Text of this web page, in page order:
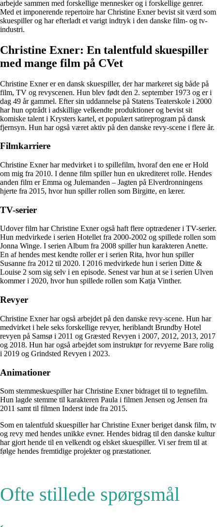
arbejde sammen med forskellige mennesker og i forskellige genrer.
Med et imponerende repertoire har Christine Exner bevist sit værd som
skuespiller og har efterladt et varigt indtryk i den danske film- og tv-
industri.
Christine Exner: En talentfuld skuespiller
med mange film på CVet
Christine Exner er en dansk skuespiller, der har markeret sig både på
film, TV og revyscenen. Hun blev født den 2. september 1973 og er i
dag 49 år gammel. Efter sin uddannelse på Statens Teaterskole i 2000
har hun optrådt i adskillige velkendte produktioner og bevist sit
komiske talent i Krysters kartel, et populært satireprogram på dansk
fjernsyn. Hun har også været aktiv på den danske revy-scene i flere år.
Filmkarriere
Christine Exner har medvirket i to spillefilm, hvoraf den ene er Hold
om mig fra 2010. I denne film spiller hun en ukrediteret rolle. Hendes
anden film er Emma og Julemanden – Jagten på Elverdronningens
hjerte fra 2015, hvor hun spiller rollen som Birgitte, en lærer.
TV-serier
Udover film har Christine Exner også haft flere optrædener i TV-serier.
Hun medvirkede i serien Hotellet fra 2000-2002 og spillede rollen som
Jonna Winge. I serien Album fra 2008 spiller hun karakteren Anette.
En af hendes mest kendte roller er i serien Rita, hvor hun spiller
Susanne fra 2012 til 2020. I 2016 medvirkede hun i serien Ditte &
Louise 2 som sig selv i en episode. Senest var hun at se i serien Ulven
kommer i 2020, hvor hun spillede rollen som Katja Vinther.
Revyer
Christine Exner har også arbejdet på den danske revy-scene. Hun har
medvirket i hele seks forskellige revyer, heriblandt Brundby Hotel
revyen på Samsø i 2011 og Græsted Revyen i 2007, 2012, 2013, 2017
og 2018. Hun har også arbejdet som instruktør for revyerne Bare rolig
i 2019 og Grindsted Revyen i 2023.
Animationer
Som stemmeskuespiller har Christine Exner bidraget til to tegnefilm.
Hun lagde stemme til karakteren Paula i filmen Jensen og Jensen fra
2011 samt til filmen Inderst inde fra 2015.
Som en talentfuld skuespiller har Christine Exner beriget dansk film, tv
og revy med hendes unikke evner. Hendes bidrag til den danske kultur
har gjort hende til en velkendt og elsket skuespiller. Vi ser frem til at
følge hendes fremtidige projekter og præstationer.
Ofte stillede spørgsmål